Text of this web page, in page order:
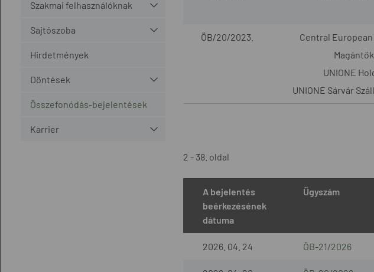
Szakmai felhasználóknak
Sajtószoba
Hirdetmények
Döntések
Összefonódás-bejelentések
Karrier
ÖB/20/2023.
Central
UNIONE
UNIONE Sárvár
2 - 38. oldal
A bejelentés
beérkezésének
dátuma
Ügyszám
2026. 04. 24 ÖB-21/2026